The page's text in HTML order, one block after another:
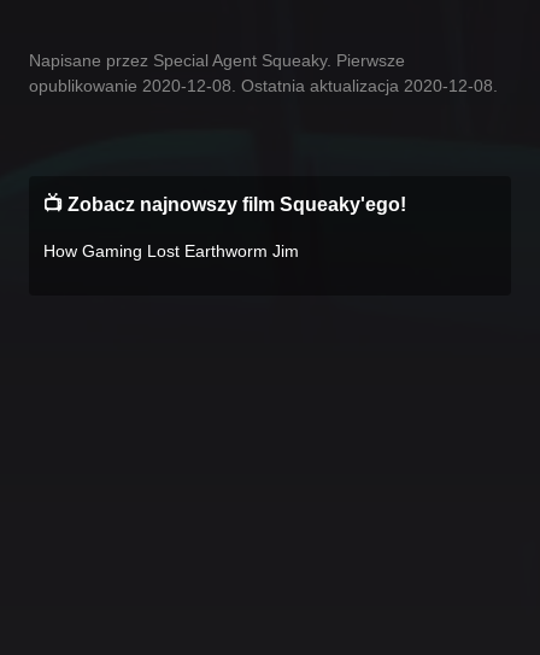
Napisane przez Special Agent Squeaky. Pierwsze
opublikowanie 2020-12-08. Ostatnia aktualizacja 2020-12-08.
📺 Zobacz najnowszy film Squeaky'ego!
How Gaming Lost Earthworm Jim